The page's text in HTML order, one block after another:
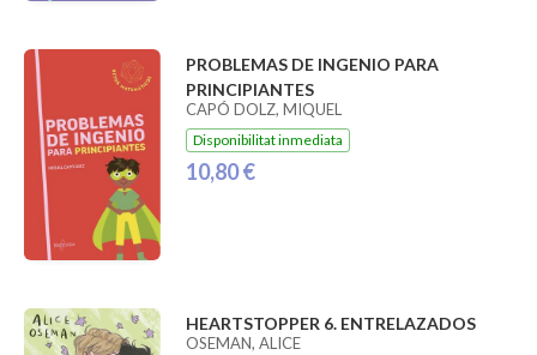
PROBLEMAS DE INGENIO PARA
PRINCIPIANTES
CAPÓ DOLZ, MIQUEL
Disponibilitat inmediata
10,80 €
HEARTSTOPPER 6. ENTRELAZADOS
OSEMAN, ALICE